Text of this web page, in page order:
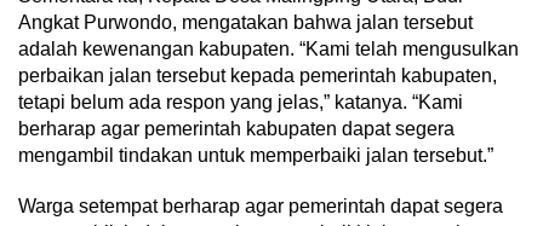
Angkat Purwondo, mengatakan bahwa jalan tersebut
adalah kewenangan kabupaten. “Kami telah mengusulkan
perbaikan jalan tersebut kepada pemerintah kabupaten,
tetapi belum ada respon yang jelas,” katanya. “Kami
berharap agar pemerintah kabupaten dapat segera
mengambil tindakan untuk memperbaiki jalan tersebut.”
Warga setempat berharap agar pemerintah dapat segera